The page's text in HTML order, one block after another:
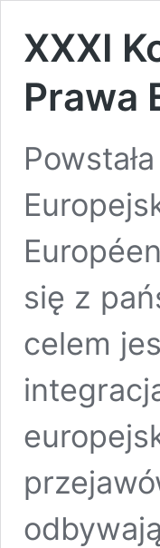
XXXI
Prawa
się z
celem